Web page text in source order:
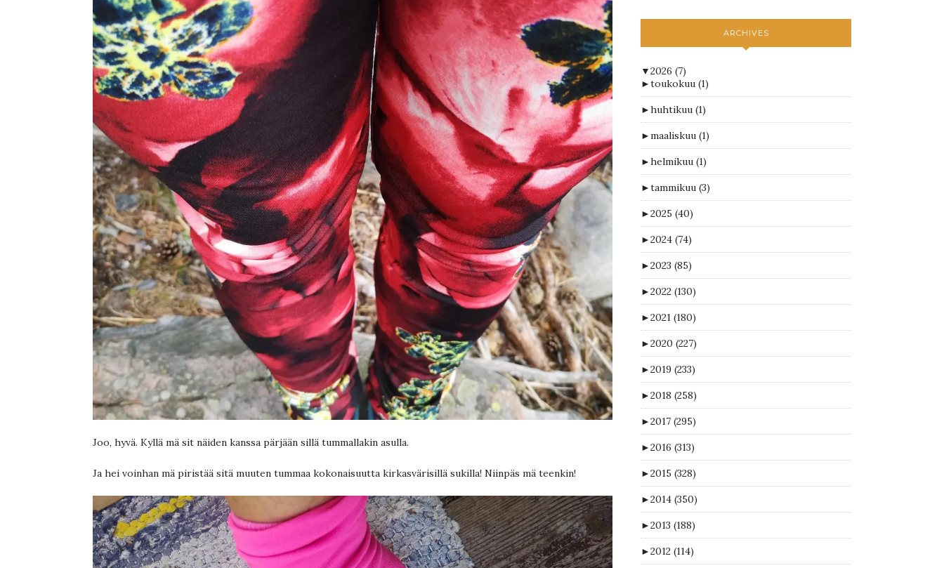
Joo, hyvä. Kyllä mä sit näiden kanssa pärjään sillä tummallakin asulla.
Ja hei voinhan mä piristää sitä muuten tummaa kokonaisuutta kirkasvärisillä sukilla! Niinpäs mä teenkin!
ARCHIVES
▼2026 (7)
►toukokuu (1)
►huhtikuu (1)
►maaliskuu (1)
►helmikuu (1)
►tammikuu (3)
►2025 (40)
►2024 (74)
►2023 (85)
►2022 (130)
►2021 (180)
►2020 (227)
►2019 (233)
►2018 (258)
►2017 (295)
►2016 (313)
►2015 (328)
►2014 (350)
►2013 (188)
►2012 (114)